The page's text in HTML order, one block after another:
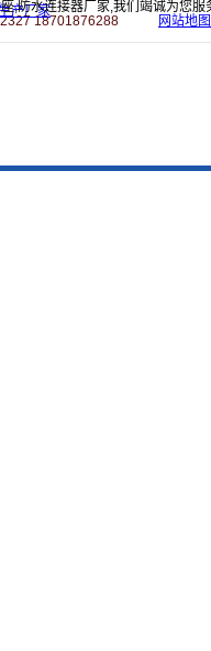
,防水连接器厂家,我们竭诚为您服
18701876288
网站地图